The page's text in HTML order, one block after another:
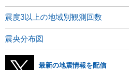
震度3以上の地域別観測回数
震央分布図
最新の地震情報を配信